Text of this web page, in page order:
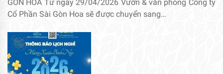
GÒN HOA Từ ngày 29/04/2026 Vườn & văn phòng Công ty
Cổ Phần Sài Gòn Hoa sẽ được chuyển sang…